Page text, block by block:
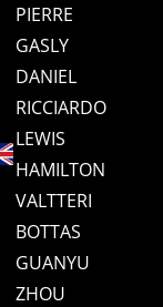
PIERRE
GASLY
DANIEL
RICCIARDO
LEWIS
HAMILTON
VALTTERI
BOTTAS
GUANYU
ZHOU